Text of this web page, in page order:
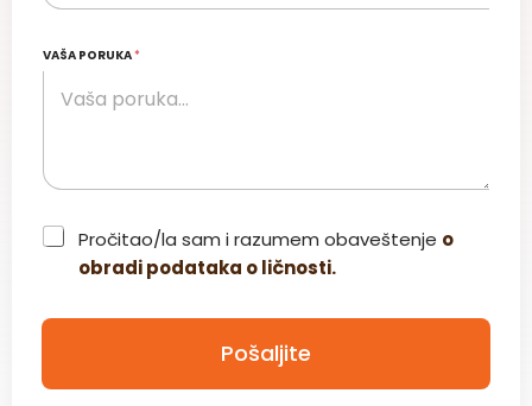
VAŠA PORUKA*
C
h
k
x
*
Pročitao/la sam i razumem obaveštenje o
obradi podataka o ličnosti.
Pošaljite